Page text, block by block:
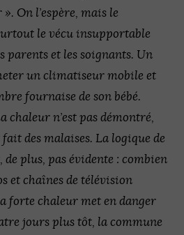
On l’espère, mais le
le vécu insupportable
parents et les soignants. Un
un climatiseur mobile et
fournaise de son bébé.
chaleur n’est pas démontré,
des malaises. La logique de
de plus, pas évidente : combien
et chaînes de télévision
forte chaleur met en danger
jours plus tôt, la commune